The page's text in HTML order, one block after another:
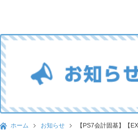
ホーム お知らせ 【PS7会計固基】【